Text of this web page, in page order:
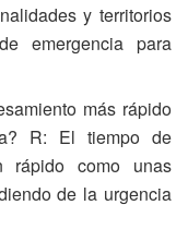
y territorios
emergencia para
más rápido
R: El tiempo de
rápido como unas
de la urgencia